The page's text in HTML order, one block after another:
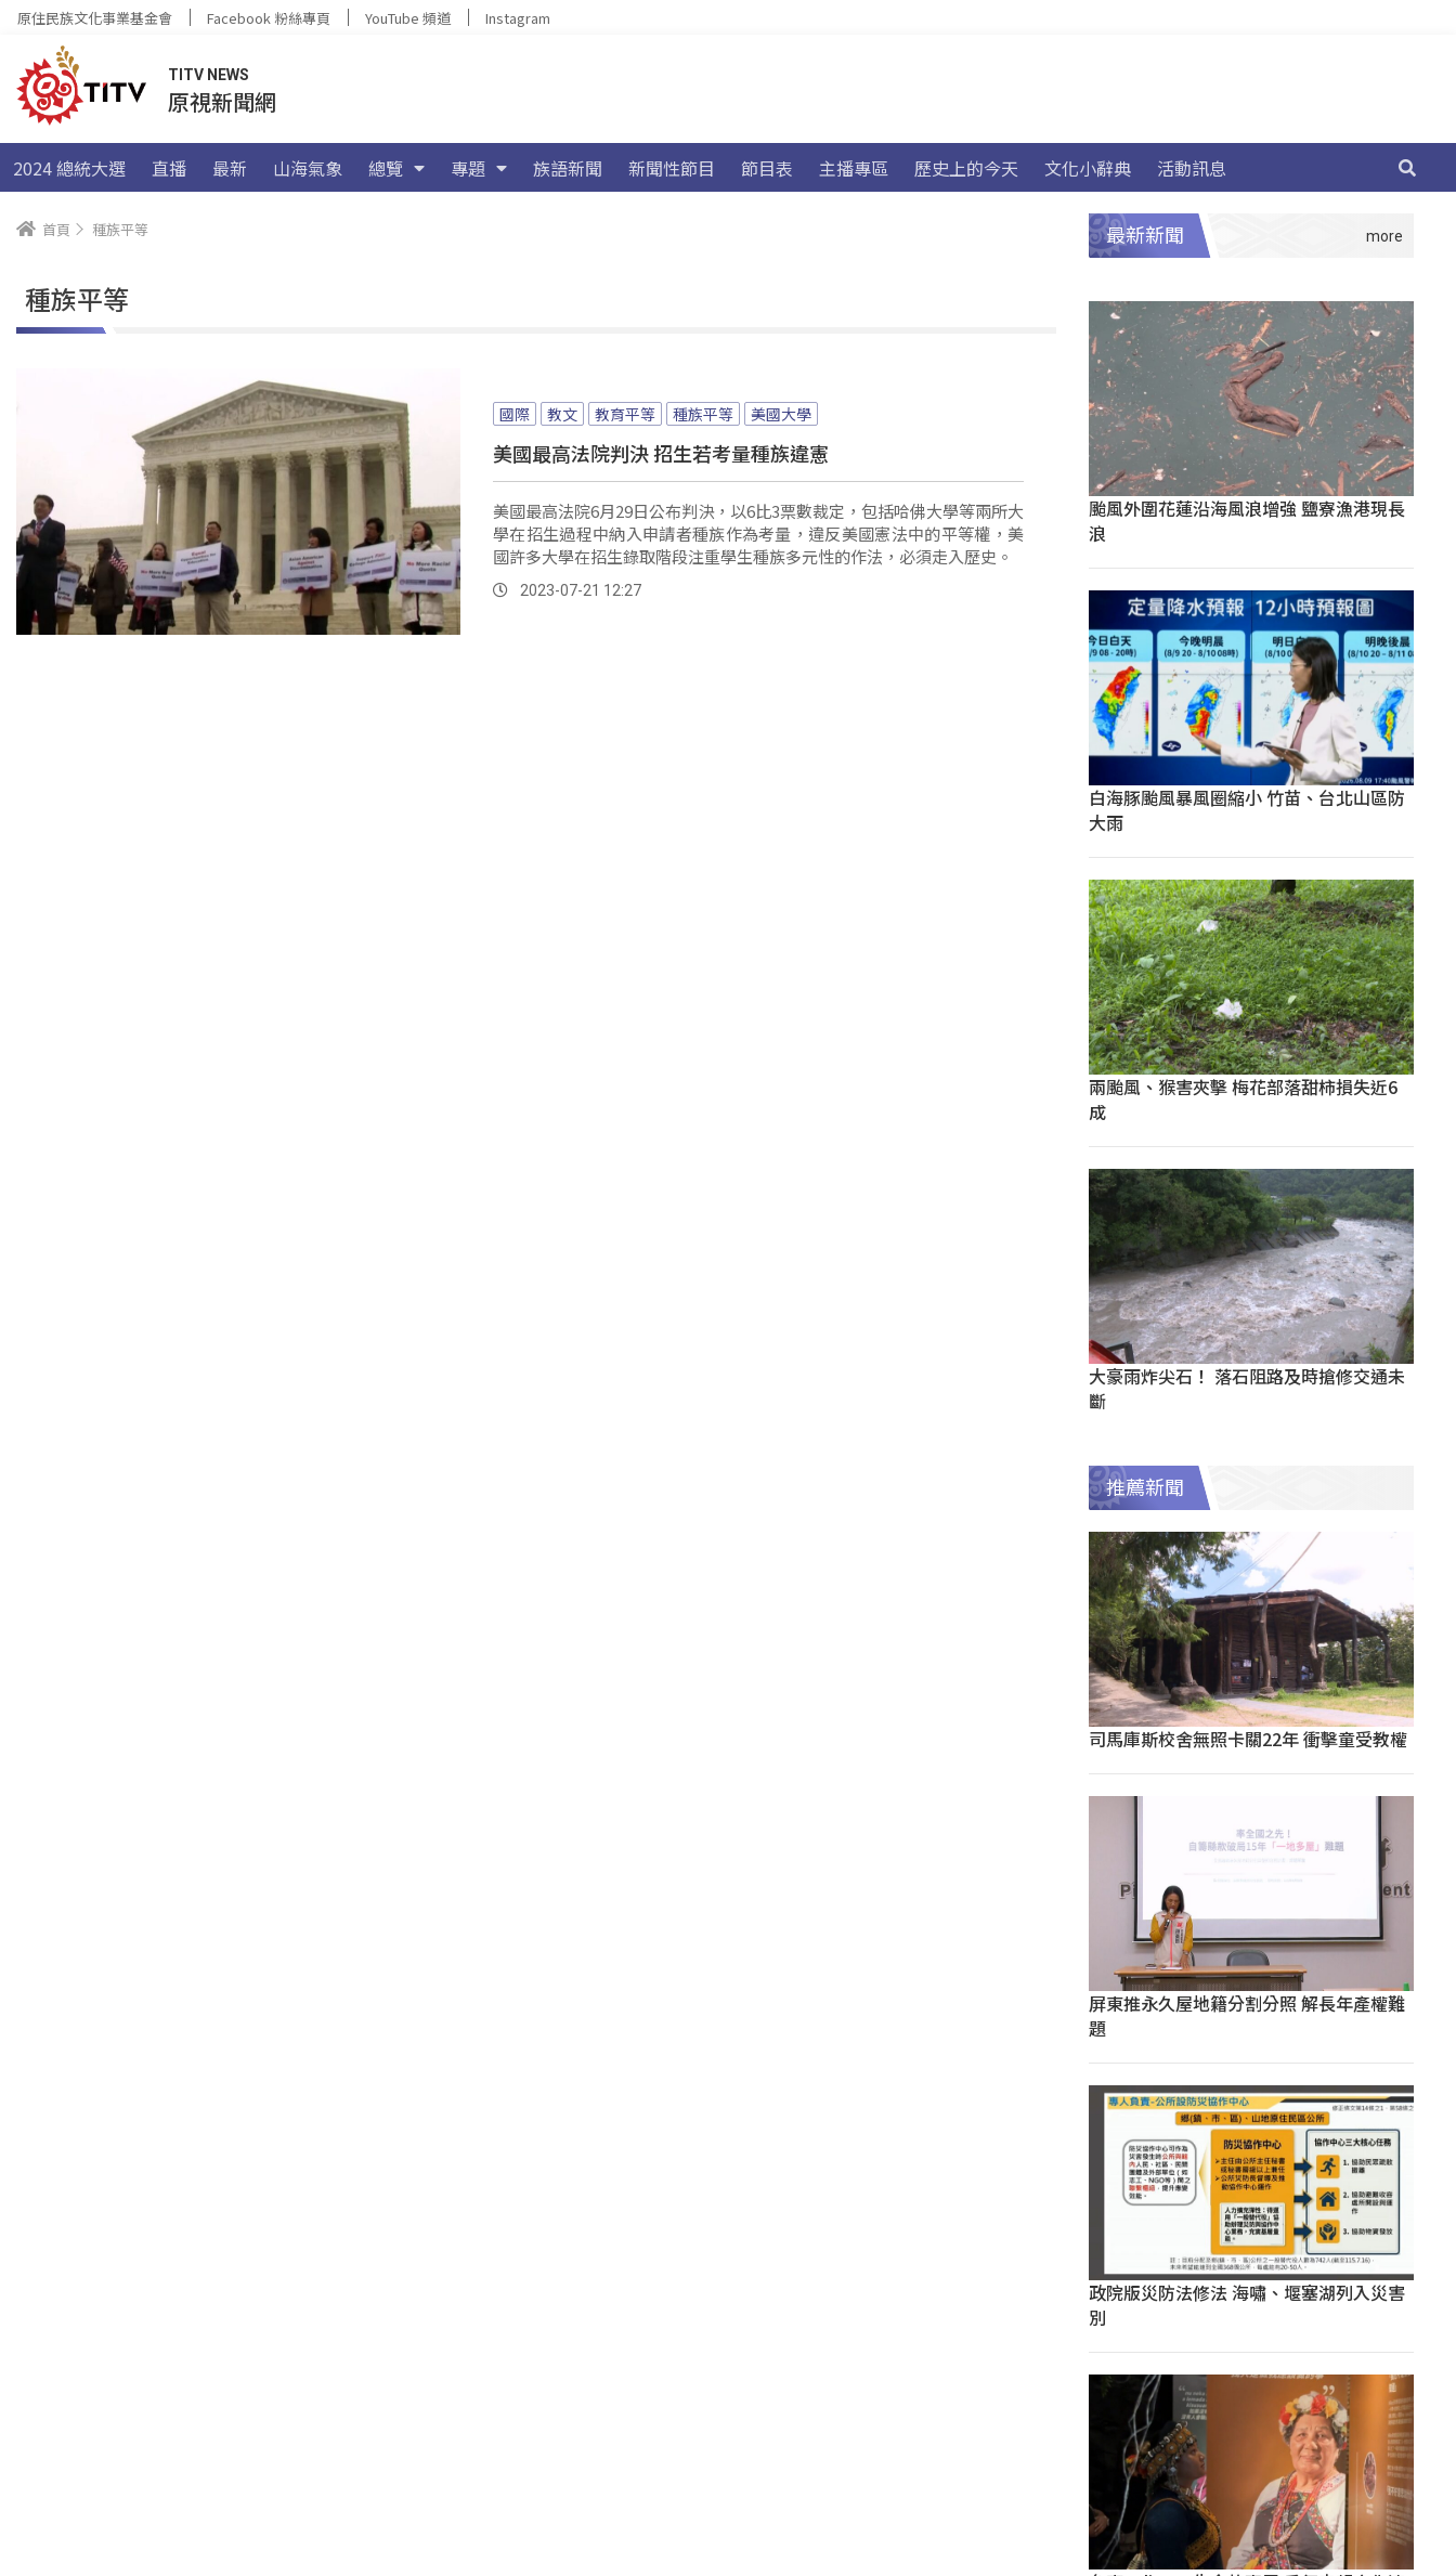
原住民族文化事業基金會 Facebook 粉絲專頁 YouTube 頻道 Instagram
TITV NEWS
原視新聞網
2024 總統大選 直播 最新 山海氣象 總覽 專題 族語新聞 新聞性節目 節目表 主播專區 歷史上的今天 文化小辭典 活動訊息
首頁 種族平等
種族平等
國際 教文 教育平等 種族平等 美國大學
美國最高法院判決 招生若考量種族違憲
美國最高法院6月29日公布判決，以6比3票數裁定，包括哈佛大學等兩所大
學在招生過程中納入申請者種族作為考量，違反美國憲法中的平等權，美
國許多大學在招生錄取階段注重學生種族多元性的作法，必須走入歷史。
2023-07-21 12:27
最新新聞
颱風外圍花蓮沿海風浪增強 鹽寮漁港現長
浪
白海豚颱風暴風圈縮小 竹苗、台北山區防
大雨
兩颱風、猴害夾擊 梅花部落甜柿損失近6
成
大豪雨炸尖石！ 落石阻路及時搶修交通未
斷
推薦新聞
司馬庫斯校舍無照卡關22年 衝擊童受教權
屏東推永久屋地籍分割分照 解長年產權難
題
政院版災防法修法 海嘯、堰塞湖列入災害
別